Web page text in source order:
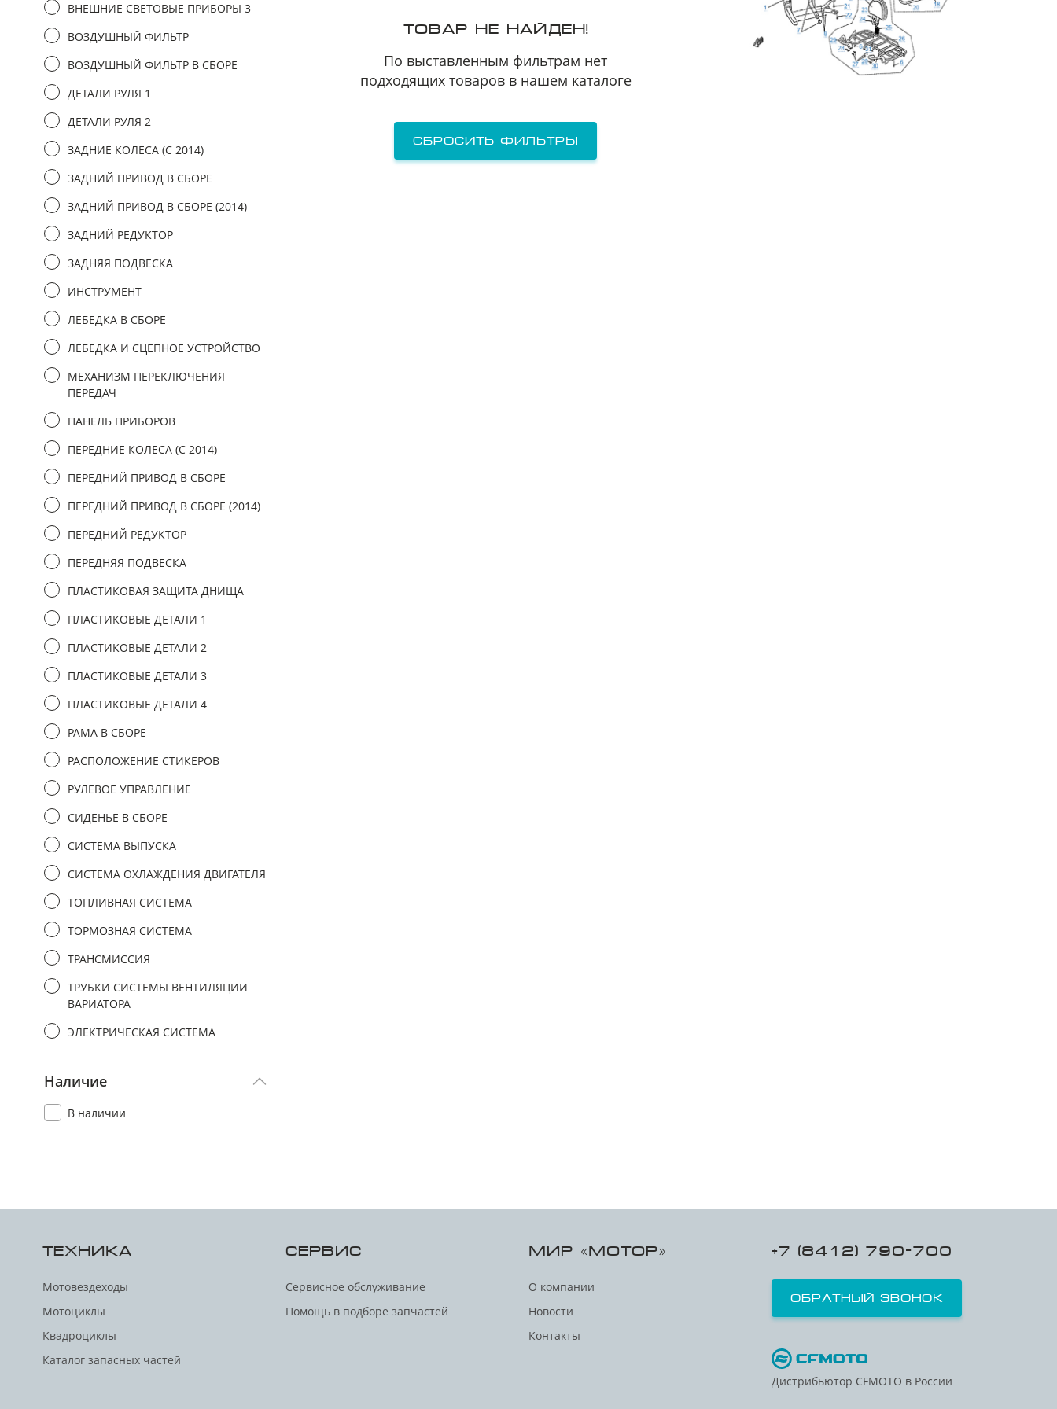
ВНЕШНИЕ СВЕТОВЫЕ ПРИБОРЫ 3
ВОЗДУШНЫЙ ФИЛЬТР
ВОЗДУШНЫЙ ФИЛЬТР В СБОРЕ
ДЕТАЛИ РУЛЯ 1
ДЕТАЛИ РУЛЯ 2
ЗАДНИЕ КОЛЕСА (C 2014)
ЗАДНИЙ ПРИВОД В СБОРЕ
ЗАДНИЙ ПРИВОД В СБОРЕ (2014)
ЗАДНИЙ РЕДУКТОР
ЗАДНЯЯ ПОДВЕСКА
ИНСТРУМЕНТ
ЛЕБЕДКА В СБОРЕ
ЛЕБЕДКА И СЦЕПНОЕ УСТРОЙСТВО
МЕХАНИЗМ ПЕРЕКЛЮЧЕНИЯ
ПЕРЕДАЧ
ПАНЕЛЬ ПРИБОРОВ
ПЕРЕДНИЕ КОЛЕСА (C 2014)
ПЕРЕДНИЙ ПРИВОД В СБОРЕ
ПЕРЕДНИЙ ПРИВОД В СБОРЕ (2014)
ПЕРЕДНИЙ РЕДУКТОР
ПЕРЕДНЯЯ ПОДВЕСКА
ПЛАСТИКОВАЯ ЗАЩИТА ДНИЩА
ПЛАСТИКОВЫЕ ДЕТАЛИ 1
ПЛАСТИКОВЫЕ ДЕТАЛИ 2
ПЛАСТИКОВЫЕ ДЕТАЛИ 3
ПЛАСТИКОВЫЕ ДЕТАЛИ 4
РАМА В СБОРЕ
РАСПОЛОЖЕНИЕ СТИКЕРОВ
РУЛЕВОЕ УПРАВЛЕНИЕ
СИДЕНЬЕ В СБОРЕ
СИСТЕМА ВЫПУСКА
СИСТЕМА ОХЛАЖДЕНИЯ ДВИГАТЕЛЯ
ТОПЛИВНАЯ СИСТЕМА
ТОРМОЗНАЯ СИСТЕМА
ТРАНСМИССИЯ
ТРУБКИ СИСТЕМЫ ВЕНТИЛЯЦИИ
ВАРИАТОРА
ЭЛЕКТРИЧЕСКАЯ СИСТЕМА
Наличие
В наличии
ТОВАР НЕ НАЙДЕН!
По выставленным фильтрам нет
подходящих товаров в нашем каталоге
Сбросить фильтры
ТЕХНИКА
Мотовездеходы
Мотоциклы
Квадроциклы
Каталог запасных частей
СЕРВИС
Сервисное обслуживание
Помощь в подборе запчастей
МИР «МОТОР»
О компании
Новости
Контакты
+7 (8412) 790-700
Обратный звонок
Дистрибьютор CFMOTO в России
Пользовательское соглашение
Я соглашаюсь напередачу персональных данных